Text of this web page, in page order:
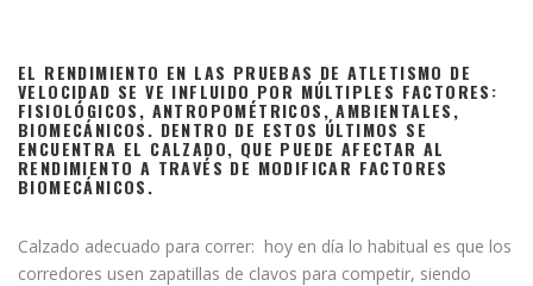
EL RENDIMIENTO EN LAS PRUEBAS DE ATLETISMO DE
VELOCIDAD SE VE INFLUIDO POR MÚLTIPLES FACTORES:
FISIOLÓGICOS, ANTROPOMÉTRICOS, AMBIENTALES,
BIOMECÁNICOS. DENTRO DE ESTOS ÚLTIMOS SE
ENCUENTRA EL CALZADO, QUE PUEDE AFECTAR AL
RENDIMIENTO A TRAVÉS DE MODIFICAR FACTORES
BIOMECÁNICOS.
Calzado adecuado para correr: hoy en día lo habitual es que los
corredores usen zapatillas de clavos para competir, siendo